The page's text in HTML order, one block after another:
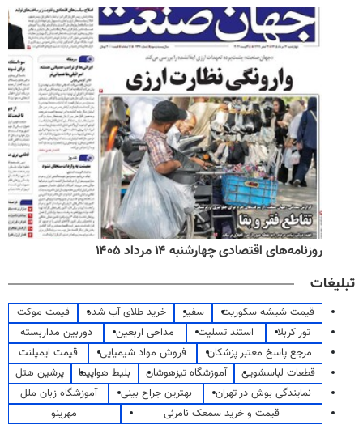
روزنامه‌های اقتصادی چهارشنبه ۱۴ مرداد ۱۴۰۵
تبلیغات
قیمت شیشه سکوریت سفیر خرید طلای آب شده
قیمت موکت
تور کربلا
استند تسلیت مداحی اربعین
دوربین مداربسته
مرجع پاسخ معتبر پزشکان
فروش مواد شیمیایی
قیمت ایمپلنت
قطعات لباسشویی
آموزشگاه تیزهوشان بلیط هواپیما
پرشین هتل
نمایندگی بوش در تهران
بهترین جراح بینی
آموزشگاه زبان ملل
قیمت و خرید سمعک نامرئی
مهرینو